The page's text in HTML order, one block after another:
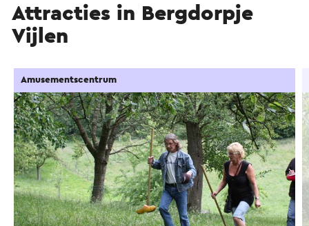
Attracties in Bergdorpje
Vijlen
Amusementscentrum